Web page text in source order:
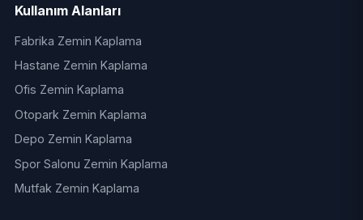
Kullanım Alanları
Fabrika Zemin Kaplama
Hastane Zemin Kaplama
Ofis Zemin Kaplama
Otopark Zemin Kaplama
Depo Zemin Kaplama
Spor Salonu Zemin Kaplama
Mutfak Zemin Kaplama